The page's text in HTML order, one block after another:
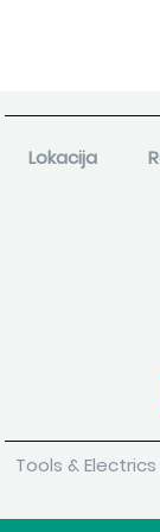
Lokacija
Tools & Electrics